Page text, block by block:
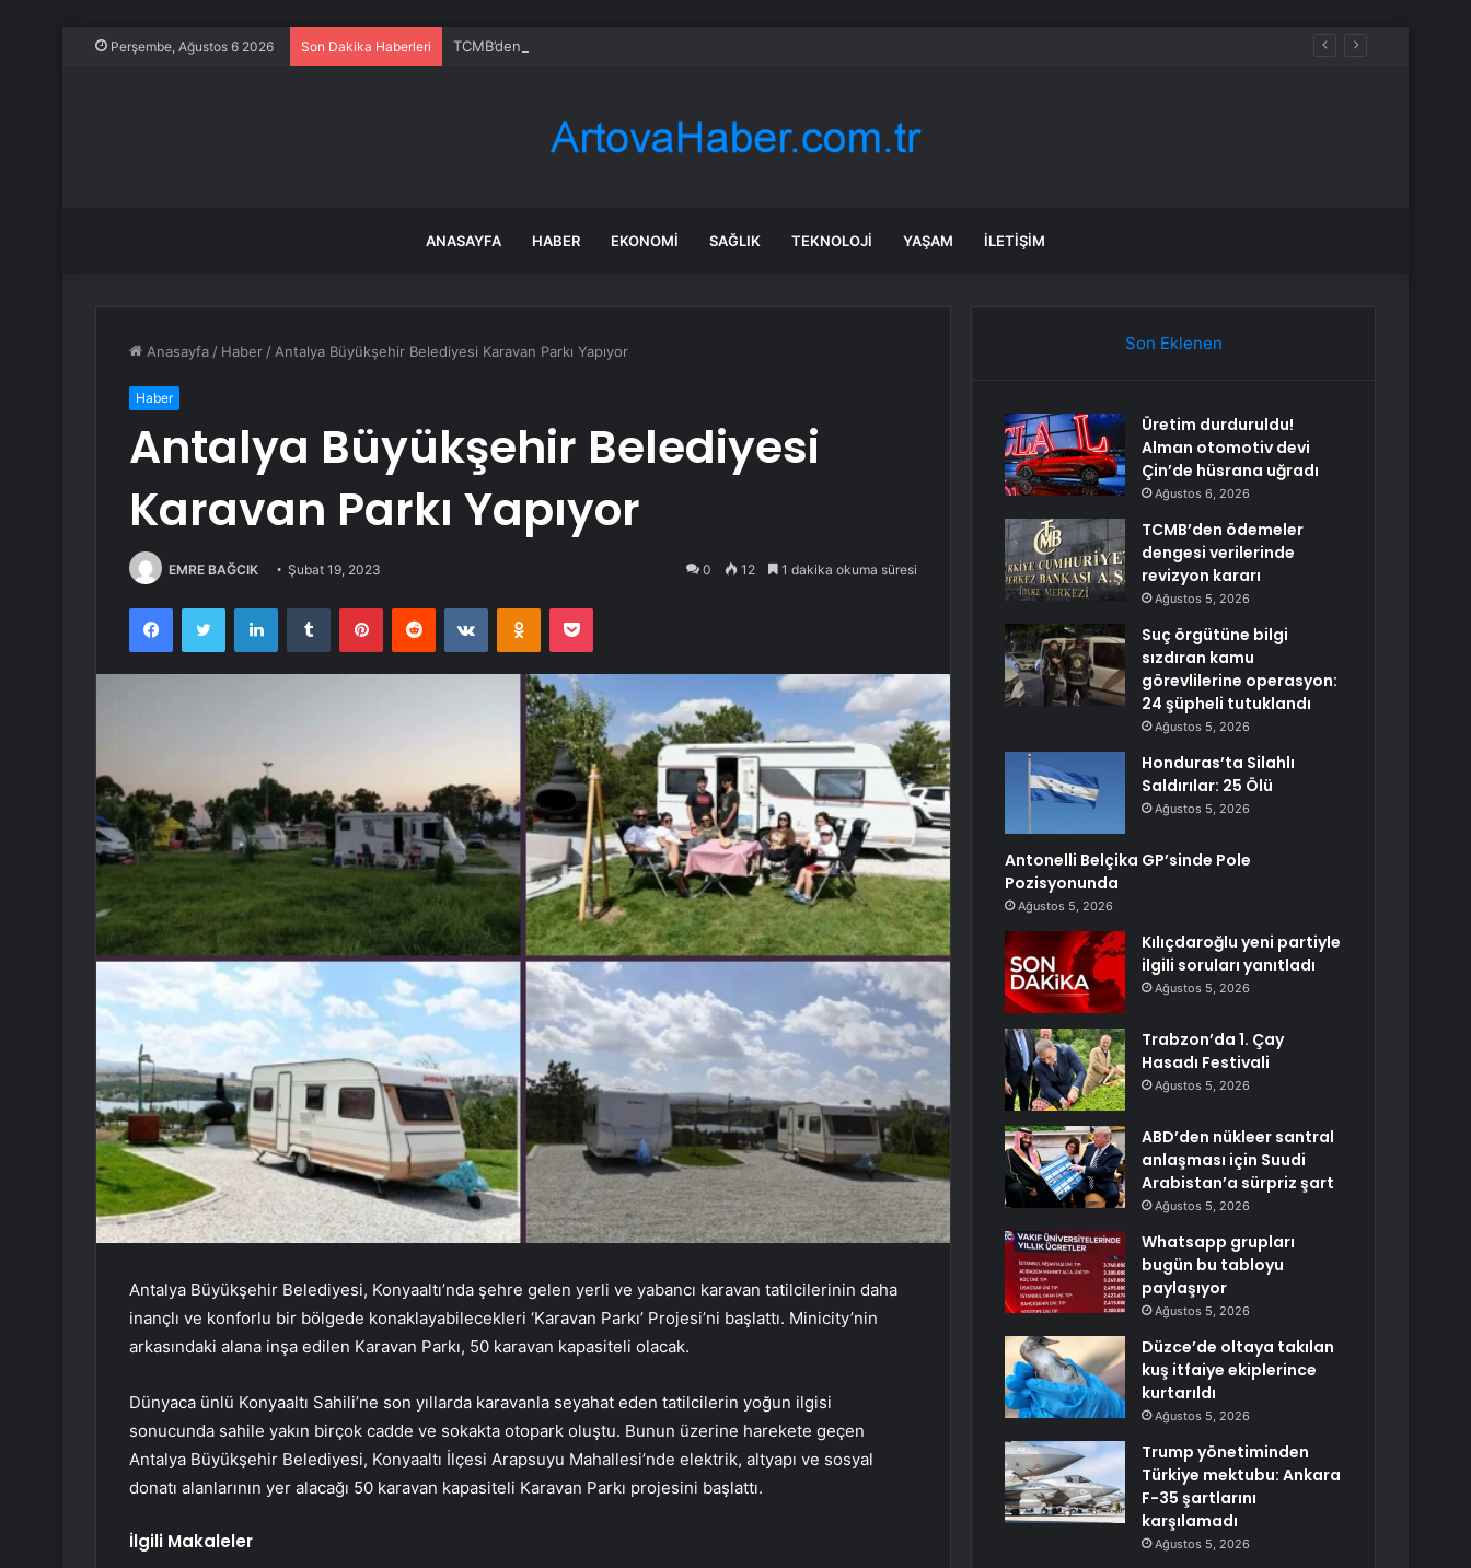
Perşembe, Ağustos 6 2026 Son Dakika Haberleri TCMB’den ödemeler dengesi verilerinde revizyon kararı
ANASAYFA HABER EKONOMI SAĞLIK TEKNOLOJI YAŞAM İLETIŞIM
Anasayfa / Haber / Antalya Büyükşehir Belediyesi Karavan Parkı Yapıyor
Haber
Antalya Büyükşehir Belediyesi
Karavan Parkı Yapıyor
EMRE BAĞCIK Şubat 19, 2023 0 12 1 dakika okuma süresi
FacebookTwitter LinkedInTumblr PinterestReddit VKontakteOdnoklassniki
Pocket
Antalya Büyükşehir Belediyesi, Konyaaltı’nda şehre gelen yerli ve yabancı karavan tatilcilerinin daha
inançlı ve konforlu bir bölgede konaklayabilecekleri ‘Karavan Parkı’ Projesi’ni başlattı. Minicity’nin
arkasındaki alana inşa edilen Karavan Parkı, 50 karavan kapasiteli olacak.
Dünyaca ünlü Konyaaltı Sahili’ne son yıllarda karavanla seyahat eden tatilcilerin yoğun ilgisi
sonucunda sahile yakın birçok cadde ve sokakta otopark oluştu. Bunun üzerine harekete geçen
Antalya Büyükşehir Belediyesi, Konyaaltı İlçesi Arapsuyu Mahallesi’nde elektrik, altyapı ve sosyal
donatı alanlarının yer alacağı 50 karavan kapasiteli Karavan Parkı projesini başlattı.
İlgili Makaleler
Son Eklenen
Üretim durduruldu!
Alman otomotiv devi
Çin’de hüsrana uğradı
Ağustos 6, 2026
TCMB’den ödemeler
dengesi verilerinde
revizyon kararı
Ağustos 5, 2026
Suç örgütüne bilgi
sızdıran kamu
görevlilerine operasyon:
24 şüpheli tutuklandı
Ağustos 5, 2026
Honduras’ta Silahlı
Saldırılar: 25 Ölü
Ağustos 5, 2026
Antonelli Belçika GP’sinde Pole
Pozisyonunda
Ağustos 5, 2026
Kılıçdaroğlu yeni partiyle
ilgili soruları yanıtladı
Ağustos 5, 2026
Trabzon’da 1. Çay
Hasadı Festivali
Ağustos 5, 2026
ABD’den nükleer santral
anlaşması için Suudi
Arabistan’a sürpriz şart
Ağustos 5, 2026
Whatsapp grupları
bugün bu tabloyu
paylaşıyor
Ağustos 5, 2026
Düzce’de oltaya takılan
kuş itfaiye ekiplerince
kurtarıldı
Ağustos 5, 2026
Trump yönetiminden
Türkiye mektubu: Ankara
F-35 şartlarını
karşılamadı
Ağustos 5, 2026